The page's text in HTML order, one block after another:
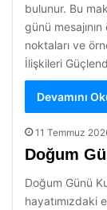
bulunur. Bu
günü
noktaları ve
İlişkileri
Devamını
11 Temmuz
Doğum
Doğum Günü
hayatımızdaki